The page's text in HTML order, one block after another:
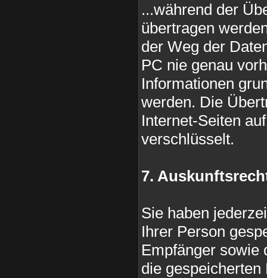
...während der
übertragen
der Weg der
PC nie genau
Informationen
werden. Die
Internet-Seiten
verschlüsselt.
7.
Sie haben
Ihrer Person
Empfänger sowie
die